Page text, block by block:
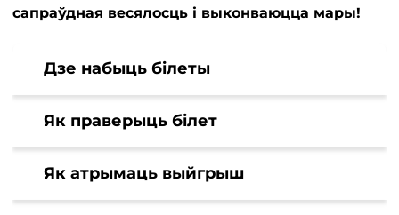
сапраўдная весялосць і выконваюцца мары!
Дзе набыць білеты
Як праверыць білет
Як атрымаць выйгрыш